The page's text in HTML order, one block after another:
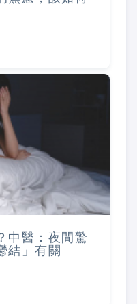
中醫：夜間驚
結」有關